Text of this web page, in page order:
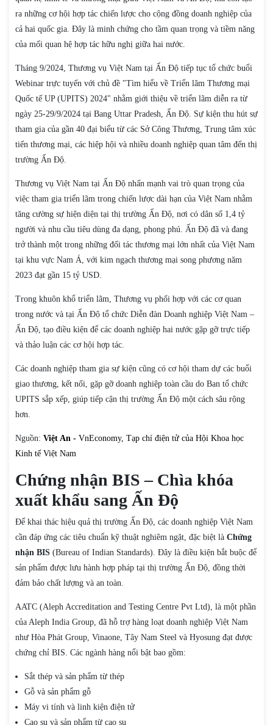
ra những cơ hội hợp tác chiến lược cho cộng đồng doanh nghiệp của
cả hai quốc gia. Đây là minh chứng cho tầm quan trọng và tiềm năng
của mối quan hệ hợp tác hữu nghị giữa hai nước.
Tháng 9/2024, Thương vụ Việt Nam tại Ấn Độ tiếp tục tổ chức buổi
Webinar trực tuyến với chủ đề "Tìm hiểu về Triển lãm Thương mại
Quốc tế UP (UPITS) 2024" nhằm giới thiệu về triển lãm diễn ra từ
ngày 25-29/9/2024 tại Bang Uttar Pradesh, Ấn Độ. Sự kiện thu hút sự
tham gia của gần 40 đại biểu từ các Sở Công Thương, Trung tâm xúc
tiến thương mại, các hiệp hội và nhiều doanh nghiệp quan tâm đến thị
trường Ấn Độ.
Thương vụ Việt Nam tại Ấn Độ nhấn mạnh vai trò quan trọng của
việc tham gia triển lãm trong chiến lược dài hạn của Việt Nam nhằm
tăng cường sự hiện diện tại thị trường Ấn Độ, nơi có dân số 1,4 tỷ
người và nhu cầu tiêu dùng đa dạng, phong phú. Ấn Độ đã và đang
trở thành một trong những đối tác thương mại lớn nhất của Việt Nam
tại khu vực Nam Á, với kim ngạch thương mại song phương năm
2023 đạt gần 15 tỷ USD.
Trong khuôn khổ triển lãm, Thương vụ phối hợp với các cơ quan
trong nước và tại Ấn Độ tổ chức Diễn đàn Doanh nghiệp Việt Nam –
Ấn Độ, tạo điều kiện để các doanh nghiệp hai nước gặp gỡ trực tiếp
và thảo luận các cơ hội hợp tác.
Các doanh nghiệp tham gia sự kiện cũng có cơ hội tham dự các buổi
giao thương, kết nối, gặp gỡ doanh nghiệp toàn cầu do Ban tổ chức
UPITS sắp xếp, giúp tiếp cận thị trường Ấn Độ một cách sâu rộng
hơn.
Nguồn: Việt An - VnEconomy, Tạp chí điện tử của Hội Khoa học
Kinh tế Việt Nam
Chứng nhận BIS – Chìa khóa
xuất khẩu sang Ấn Độ
Để khai thác hiệu quả thị trường Ấn Độ, các doanh nghiệp Việt Nam
cần đáp ứng các tiêu chuẩn kỹ thuật nghiêm ngặt, đặc biệt là Chứng
nhận BIS (Bureau of Indian Standards). Đây là điều kiện bắt buộc để
sản phẩm được lưu hành hợp pháp tại thị trường Ấn Độ, đồng thời
đảm bảo chất lượng và an toàn.
AATC (Aleph Accreditation and Testing Centre Pvt Ltd), là một phần
của Aleph India Group, đã hỗ trợ hàng loạt doanh nghiệp Việt Nam
như Hòa Phát Group, Vinaone, Tây Nam Steel và Hyosung đạt được
chứng chỉ BIS. Các ngành hàng nổi bật bao gồm:
Sắt thép và sản phẩm từ thép
Gỗ và sản phẩm gỗ
Máy vi tính và linh kiện điện tử
Cao su và sản phẩm từ cao su